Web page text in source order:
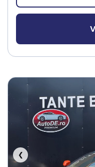
❮